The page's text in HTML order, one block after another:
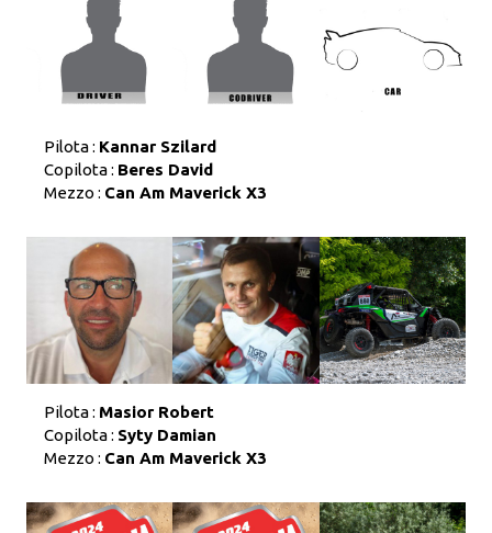
Pilota : Kannar Szilard
Copilota : Beres David
Mezzo : Can Am Maverick X3
Pilota : Masior Robert
Copilota : Syty Damian
Mezzo : Can Am Maverick X3